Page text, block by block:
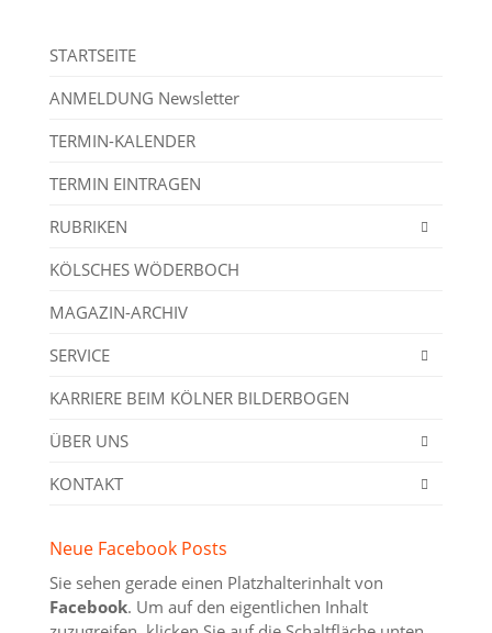
STARTSEITE
ANMELDUNG Newsletter
TERMIN-KALENDER
TERMIN EINTRAGEN
RUBRIKEN
KÖLSCHES WÖDERBOCH
MAGAZIN-ARCHIV
SERVICE
KARRIERE BEIM KÖLNER BILDERBOGEN
ÜBER UNS
KONTAKT
Neue Facebook Posts
Sie sehen gerade einen Platzhalterinhalt von
Facebook. Um auf den eigentlichen Inhalt